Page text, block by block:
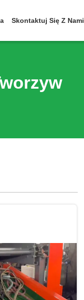
Skontaktuj Się Z Nami